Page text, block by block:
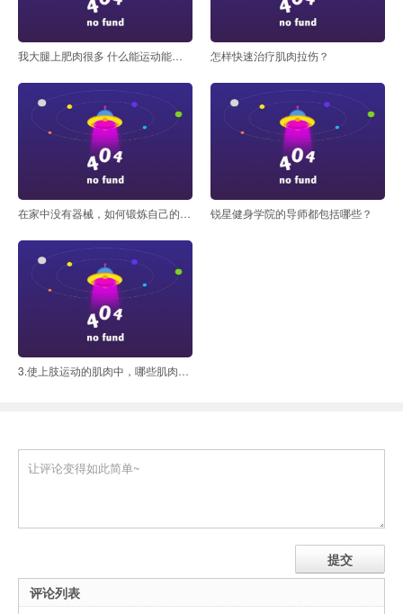
快最有效)-风云体育 我大腿上肥肉很多 什么能运动能快速减掉呢 怎样快速治疗肌肉拉伤？
在家中没有器械，如何锻炼自己的背部？ 锐星健身学院的导师都包括哪些？
3.使上肢运动的肌肉中，哪些肌肉在浅层？哪些肌肉位深层
评论列表